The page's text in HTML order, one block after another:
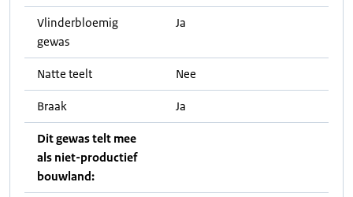
Vlinderbloemig
gewas
Ja
Natte teelt Nee
Braak Ja
Dit gewas telt mee
als niet-productief
bouwland: